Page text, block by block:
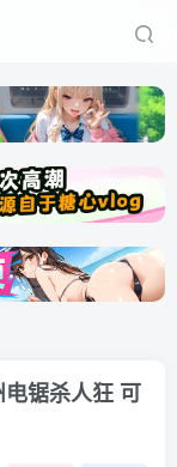
电锯杀人狂 可